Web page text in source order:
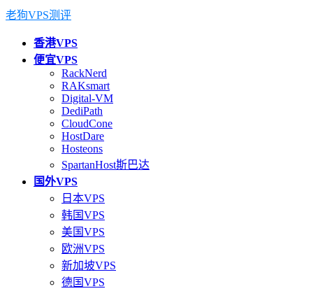
老狗VPS测评
香港VPS
便宜VPS
RackNerd
RAKsmart
Digital-VM
DediPath
CloudCone
HostDare
Hosteons
SpartanHost斯巴达
国外VPS
日本VPS
韩国VPS
美国VPS
欧洲VPS
新加坡VPS
德国VPS